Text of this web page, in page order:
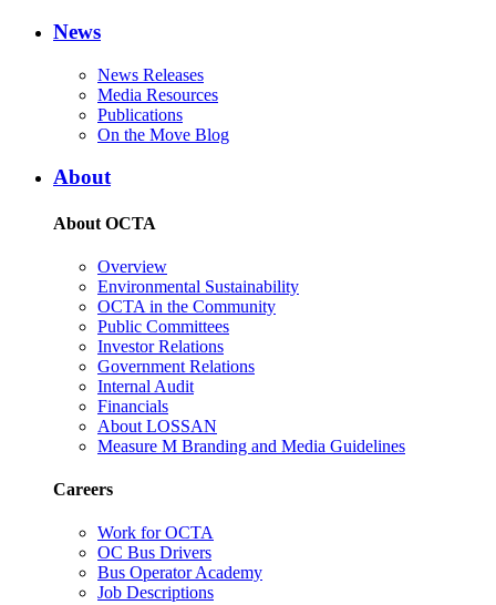
News
News Releases
Media Resources
Publications
On the Move Blog
About
About OCTA
Overview
Environmental Sustainability
OCTA in the Community
Public Committees
Investor Relations
Government Relations
Internal Audit
Financials
About LOSSAN
Measure M Branding and Media Guidelines
Careers
Work for OCTA
OC Bus Drivers
Bus Operator Academy
Job Descriptions